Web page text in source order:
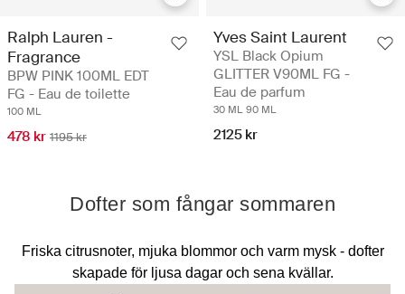
Ralph Lauren -
Fragrance
BPW PINK 100ML EDT
FG - Eau de toilette
100 ML
478 kr 1195 kr
Yves Saint Laurent
YSL Black Opium
GLITTER V90ML FG -
Eau de parfum
30 ML 90 ML
2125 kr
Dofter som fångar sommaren
Friska citrusnoter, mjuka blommor och varm mysk - dofter
skapade för ljusa dagar och sena kvällar.